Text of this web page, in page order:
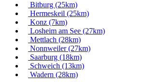
Bitburg (25km)
Hermeskeil (25km)
Konz (7km)
Losheim am See (27km)
Mettlach (28km)
Nonnweiler(27km)
Saarburg (18km)
Schweich (13km)
Wadern (28km)